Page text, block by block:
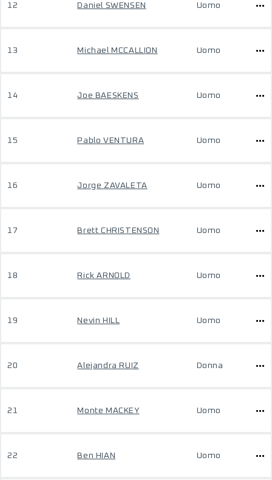
12 Daniel SWENSEN Uomo
13 Michael MCCALLION Uomo
14 Joe BAESKENS Uomo
15 Pablo VENTURA Uomo
16 Jorge ZAVALETA Uomo
17 Brett CHRISTENSON Uomo
18 Rick ARNOLD Uomo
19 Nevin HILL Uomo
20 Alejandra RUIZ Donna
21 Monte MACKEY Uomo
22 Ben HIAN Uomo